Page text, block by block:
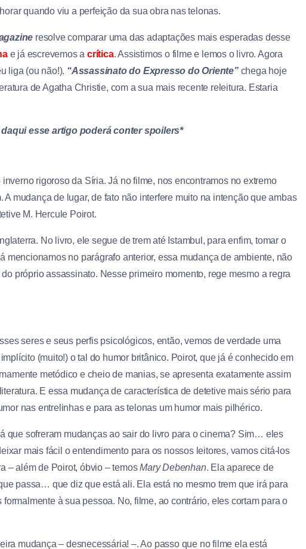
quando viu a perfeição da sua obra nas telonas.
resolve comparar uma das adaptações mais esperadas desse
e já escrevemos acrítica. Assistimos o filme e lemos o livro. Agora
liga (ou não!). “Assassinato do Expresso do Oriente”chega hoje
de Agatha Christie, com a sua mais recente releitura. Estaria
esse artigo poderá conter spoilers*
rigoroso da Síria. Já no filme, nos encontramos no extremo
mudança de lugar, de fato não interfere muito na intenção que ambas
M. Hercule Poirot.
No livro, ele segue de trem até Istambul, para enfim, tomar o
no parágrafo anterior, essa mudança de ambiente, não
próprio assassinato. Nesse primeiro momento, rege mesmo a regra
seres e seus perfis psicológicos, então, vemos de verdade uma
(muito!) o tal do humor britânico. Poirot, que já é conhecido em
metódico e cheio de manias, se apresenta exatamente assim
E essa mudança de característica de detetive mais sério para
nas entrelinhas e para as telonas um humor mais pilhérico.
que sofreram mudanças ao sair do livro para o cinema? Sim… eles
mais fácil o entendimento para os nossos leitores, vamos citá-los
– além de Poirot, óbvio – temosMary Debenhan. Ela aparece de
passa… que diz que está ali. Ela está no mesmo trem que irá para
à sua pessoa. No, filme, ao contrário, eles cortam para o
mudança – desnecessária! –. Ao passo que no filme ela está